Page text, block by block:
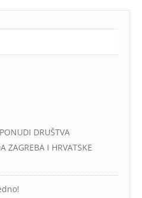
DRUŠTVA
ZAGREBA I HRVATSKE